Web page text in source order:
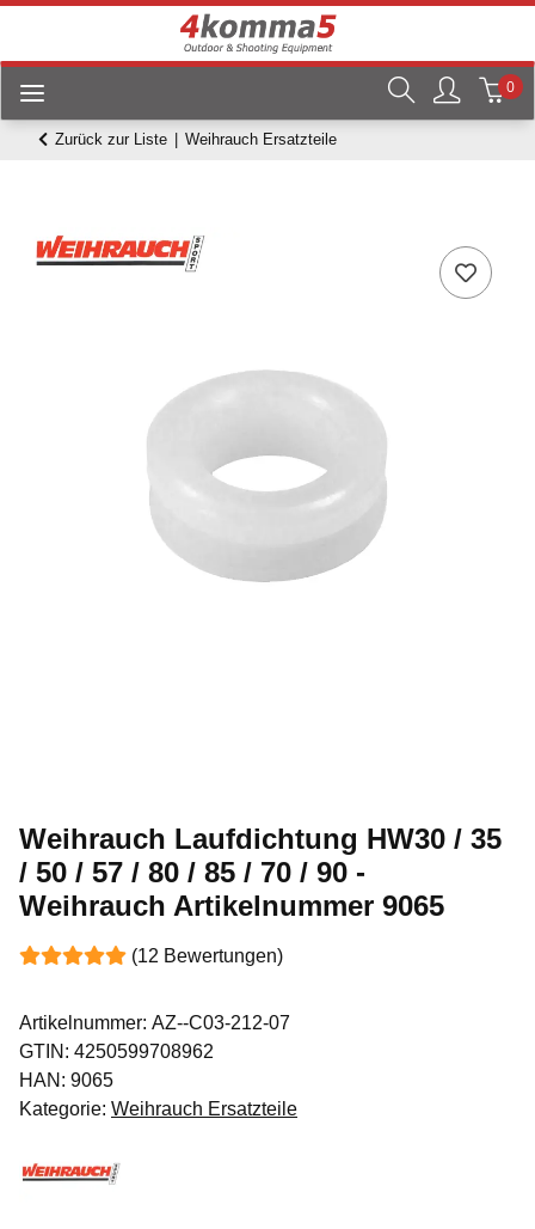
0
Zurück zur Liste Weihrauch Ersatzteile
Weihrauch Laufdichtung HW30 / 35
/ 50 / 57 / 80 / 85 / 70 / 90 -
Weihrauch Artikelnummer 9065
(12 Bewertungen)
Artikelnummer: AZ--C03-212-07
GTIN: 4250599708962
HAN: 9065
Kategorie: Weihrauch Ersatzteile